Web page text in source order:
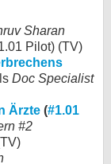
Sharan
Pilot) (TV)
Doc Specialist
Ärzte (#1.01
#2